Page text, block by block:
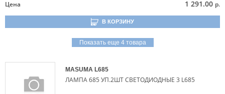
Цена 1 291.00 р.
В КОРЗИНУ
Показать еще 4 товара
MASUMA L685
ЛАМПА 685 УП.2ШТ СВЕТОДИОДНЫЕ 3 L685